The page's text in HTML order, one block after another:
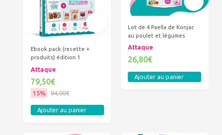
Ebook pack (recette +
produits) édition 1
Attaque
79,50€
15% 94,00€
Ajouter au panier
Lot de 4 Paella de Konjac
au poulet et légumes
Attaque
26,80€
Ajouter au panier